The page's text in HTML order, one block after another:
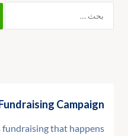
Campaign?
that happens